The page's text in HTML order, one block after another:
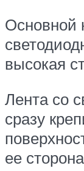
Основной
высокая
Лента со
сразу
ее